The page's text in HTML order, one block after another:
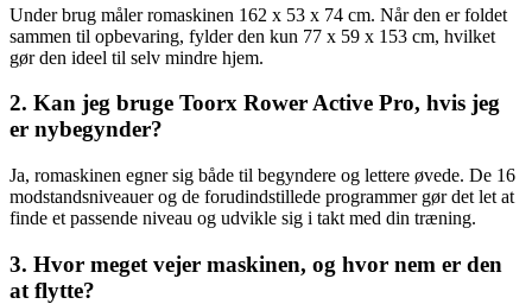
Under brug måler romaskinen 162 x 53 x 74 cm. Når den er foldet
sammen til opbevaring, fylder den kun 77 x 59 x 153 cm, hvilket
gør den ideel til selv mindre hjem.
2. Kan jeg bruge Toorx Rower Active Pro, hvis jeg
er nybegynder?
Ja, romaskinen egner sig både til begyndere og lettere øvede. De 16
modstandsniveauer og de forudindstillede programmer gør det let at
finde et passende niveau og udvikle sig i takt med din træning.
3. Hvor meget vejer maskinen, og hvor nem er den
at flytte?